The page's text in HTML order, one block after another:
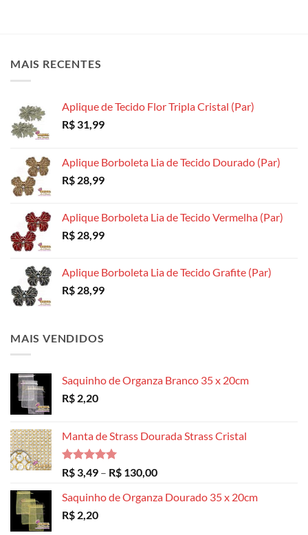
ser
página
do
página
na
MAIS RECENTES
Aplique de Tecido Flor Tripla Cristal (Par)
R$ 31,99
Aplique Borboleta Lia de Tecido Dourado (Par)
R$ 28,99
Aplique Borboleta Lia de Tecido Vermelha (Par)
R$ 28,99
Aplique Borboleta Lia de Tecido Grafite (Par)
R$ 28,99
MAIS VENDIDOS
Saquinho de Organza Branco 35 x 20cm
R$ 2,20
Manta de Strass Dourada Strass Cristal
Avaliação
5.00
de 5
R$ 3,49 – R$ 130,00Faixa
preço:
Saquinho de Organza Dourado 35 x 20cm
R$ 2,20